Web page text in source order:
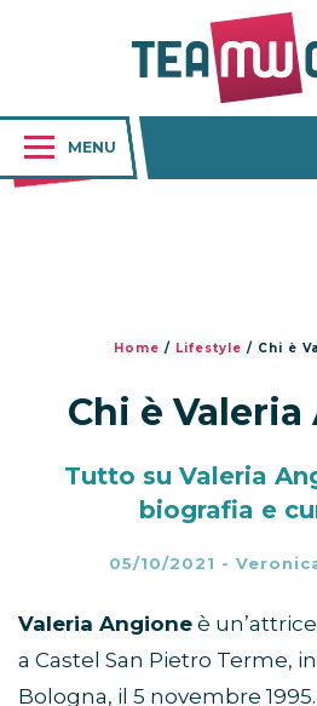
MENU
Home / Lifestyle / Chi è
Chi è
Tutto su Valeria
biografia e
05/10/2021 -
Valeria Angione è
a Castel San Pietro Terme,
Bologna, il 5 novembre